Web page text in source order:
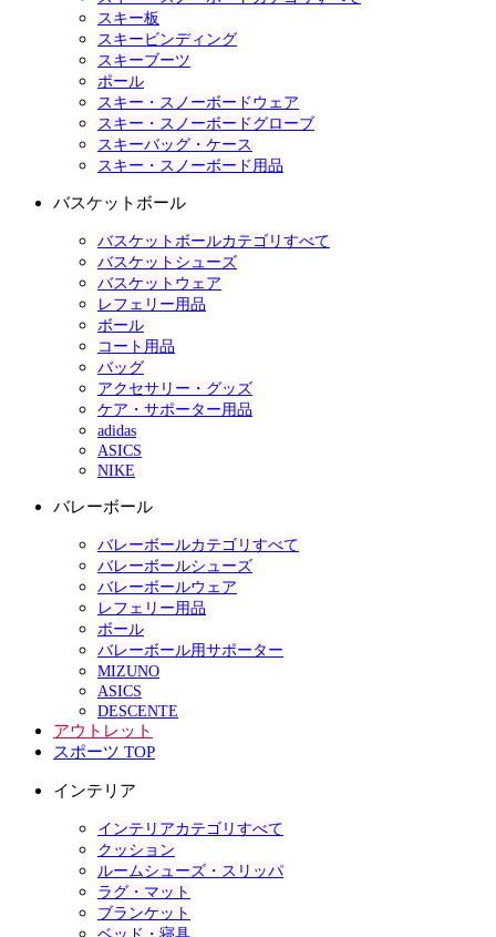
スキー板
スキービンディング
スキーブーツ
ポール
スキー・スノーボードウェア
スキー・スノーボードグローブ
スキーバッグ・ケース
スキー・スノーボード用品
バスケットボール
バスケットボールカテゴリすべて
バスケットシューズ
バスケットウェア
レフェリー用品
ボール
コート用品
バッグ
アクセサリー・グッズ
ケア・サポーター用品
adidas
ASICS
NIKE
バレーボール
バレーボールカテゴリすべて
バレーボールシューズ
バレーボールウェア
レフェリー用品
ボール
バレーボール用サポーター
MIZUNO
ASICS
DESCENTE
アウトレット
スポーツ TOP
インテリア
インテリアカテゴリすべて
クッション
ルームシューズ・スリッパ
ラグ・マット
ブランケット